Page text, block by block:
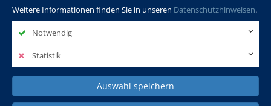
Weitere Informationen finden Sie in unseren Datenschutzhinweisen.
Notwendig
Statistik
Auswahl speichern
Politik, Wissenschaft &
Internationales
Beruf, IT & Digitales